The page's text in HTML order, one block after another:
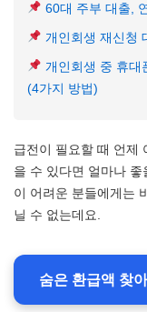
60대 주부 대출,
개인회생 재신청
개인회생 중 휴대
(4가지 방법)
급전이 필요할 때 언제
을 수 있다면 얼마나
이 어려운 분들에게는
닐 수 없는데요.
숨은 환급액 찾